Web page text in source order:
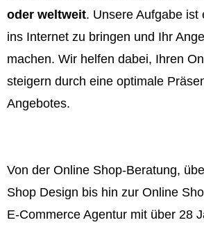
oder weltweit. Unsere Aufgabe ist
ins Internet zu bringen und Ihr
machen. Wir helfen dabei, Ihren
steigern durch eine optimale
Angebotes.
Von der Online Shop-Beratung,
Shop Design bis hin zur Online
E-Commerce Agentur mit über 28